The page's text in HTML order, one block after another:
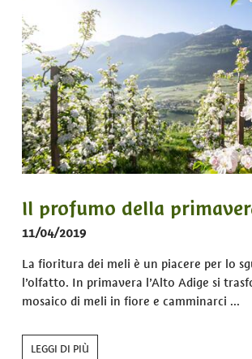
Il profumo della
11/04/2019
La fioritura dei meli è un piacere per lo
l’olfatto. In primavera l’Alto Adige si
mosaico di meli in fiore e camminarci ...
LEGGI DI PIÙ